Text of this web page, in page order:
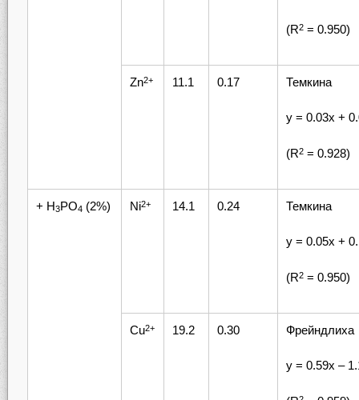
(R2= 0.950)
Zn2+ 11.1 0.17 Темкина
у = 0.03х +
(R2= 0.928)
+ H3PO4 (2%) Ni2+ 14.1 0.24 Темкина
у = 0.05х +
(R2= 0.950)
Cu2+ 19.2 0.30 Фрейндлиха
у = 0.59х –